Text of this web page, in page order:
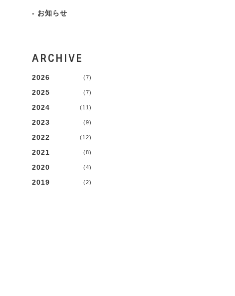
- お知らせ
ARCHIVE
2026 (7)
2025 (7)
2024 (11)
2023 (9)
2022 (12)
2021 (8)
2020 (4)
2019 (2)